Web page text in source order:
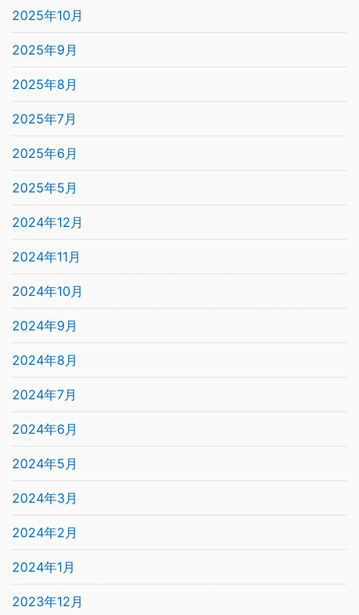
2025年10月
2025年9月
2025年8月
2025年7月
2025年6月
2025年5月
2024年12月
2024年11月
2024年10月
2024年9月
2024年8月
2024年7月
2024年6月
2024年5月
2024年3月
2024年2月
2024年1月
2023年12月